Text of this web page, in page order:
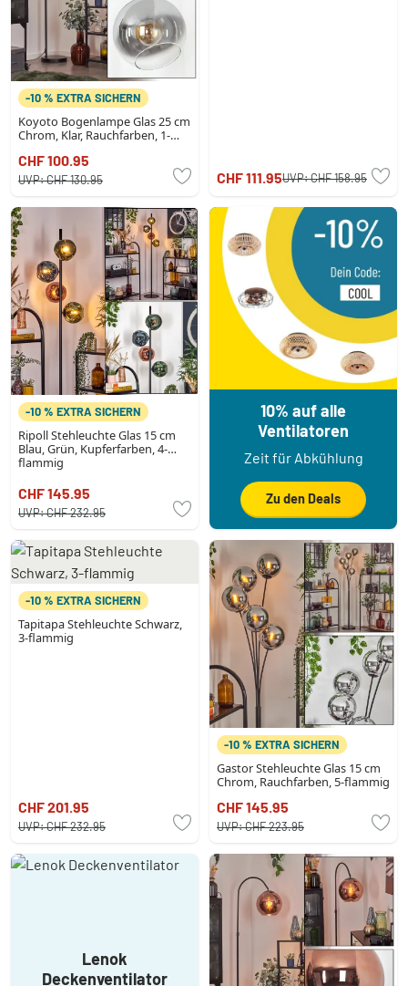
-10 % EXTRA SICHERN
Koyoto Bogenlampe Glas 25 cm
Chrom, Klar, Rauchfarben, 1-
CHF 100.95
UVP:CHF 130.95 CHF 111.95UVP:CHF 158.95
-10 % EXTRA SICHERN
Ripoll Stehleuchte Glas 15 cm
Blau, Grün, Kupferfarben, 4-
flammig
CHF 145.95
UVP:CHF 232.95
10% auf alle
Ventilatoren
Zeit für Abkühlung
Zu den Deals
-10 % EXTRA SICHERN
Tapitapa Stehleuchte Schwarz,
3-flammig
CHF 201.95
UVP:CHF 232.95
-10 % EXTRA SICHERN
Gastor Stehleuchte Glas 15 cm
Chrom, Rauchfarben, 5-flammig
CHF 145.95
UVP:CHF 223.95
Lenok
Deckenventilator